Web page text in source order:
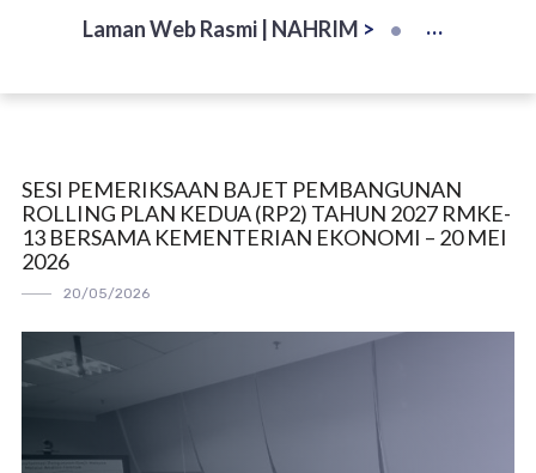
Laman Web Rasmi | NAHRIM >
SESI PEMERIKSAAN BAJET PEMBANGUNAN
ROLLING PLAN KEDUA (RP2) TAHUN 2027 RMKE-
13 BERSAMA KEMENTERIAN EKONOMI – 20 MEI
2026
20/05/2026